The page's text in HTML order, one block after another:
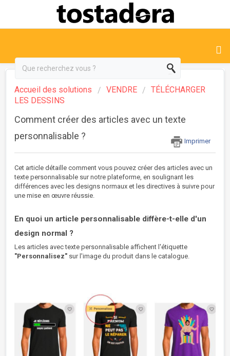
Accueil des solutions VENDRE
TÉLÉCHARGER
LES DESSINS
Comment créer des articles avec un texte
personnalisable ?
Imprimer
Cet article détaille comment vous pouvez créer des articles avec un
texte personnalisable sur notre plateforme, en soulignant les
différences avec les designs normaux et les directives à suivre pour
une mise en œuvre réussie.
En quoi un article personnalisable diffère-t-elle d'un
design normal ?
Les articles avec texte personnalisable affichent l'étiquette
"Personnalisez" sur l'image du produit dans le catalogue.